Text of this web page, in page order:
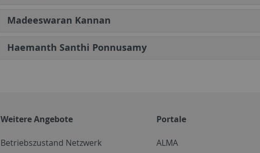
Madeeswaran Kannan
Haemanth Santhi Ponnusamy
Weitere Angebote
Betriebszustand Netzwerk
Portale
ALMA